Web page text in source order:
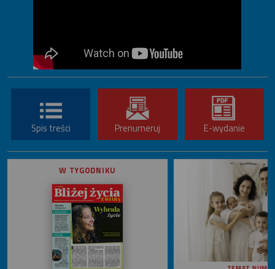
Spis treści Prenumeruj E-wydanie
W TYGODNIKU